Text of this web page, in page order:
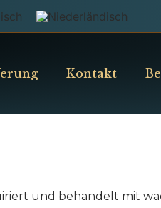
Kontakt
und behandelt mit